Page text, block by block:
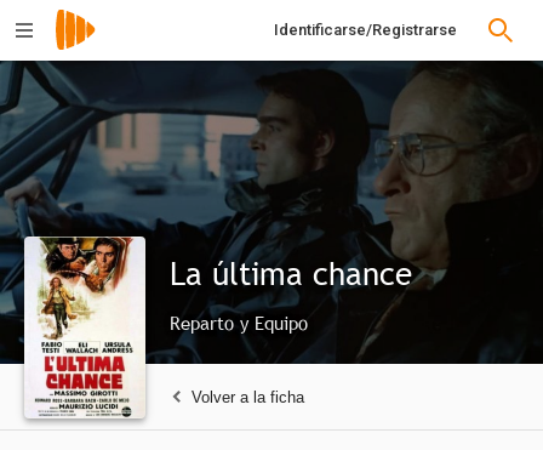
Identificarse/Registrarse
La última chance
Reparto y Equipo
Volver a la ficha